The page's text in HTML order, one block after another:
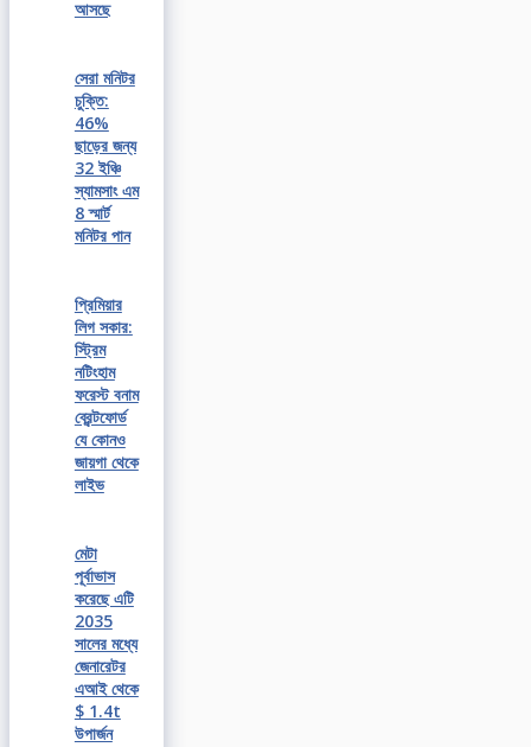
আসছে
সেরা মনিটর
চুক্তি:
46%
ছাড়ের জন্য
32 ইঞ্চি
স্যামসাং এম
8 স্মার্ট
মনিটর পান
প্রিমিয়ার
লিগ সকার:
স্ট্রিম
নটিংহাম
ফরেস্ট বনাম
ব্রেন্টফোর্ড
যে কোনও
জায়গা থেকে
লাইভ
মেটা
পূর্বাভাস
করেছে এটি
2035
সালের মধ্যে
জেনারেটর
এআই থেকে
$ 1.4t
উপার্জন